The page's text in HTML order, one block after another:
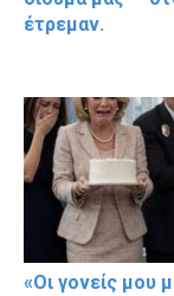
έτρεμαν.
«Οι γονείς μου